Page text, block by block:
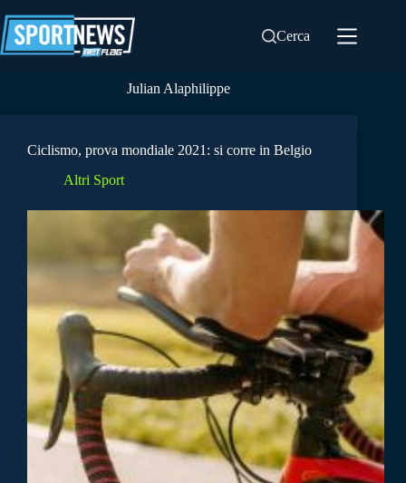
al
contenuto
Cerca
Julian Alaphilippe
Ciclismo, prova mondiale 2021: si corre in Belgio
Altri Sport